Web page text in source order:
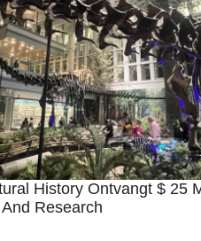
History Ontvangt $ 25
Research